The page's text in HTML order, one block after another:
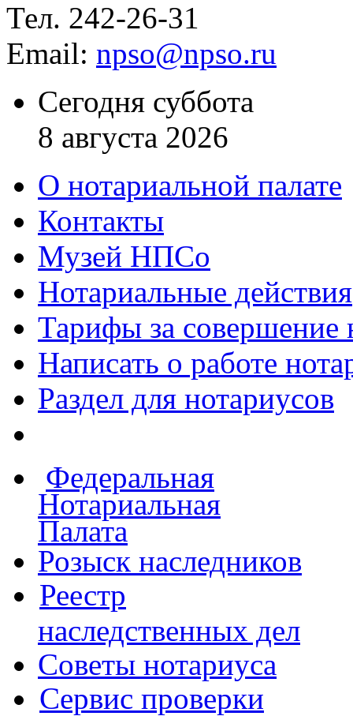
Тел. 242-26-31
Email: npso@npso.ru
Сегодня суббота
8 августа 2026
О нотариальной палате
Контакты
Музей НПСо
Нотариальные действия
Тарифы за совершение
Написать о работе
Раздел для нотариусов
Федеральная
Нотариальная
Палата
Розыск наследников
Реестр
наследственных дел
Советы нотариуса
Сервис проверки